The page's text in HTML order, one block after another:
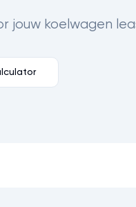
jouw koelwagen